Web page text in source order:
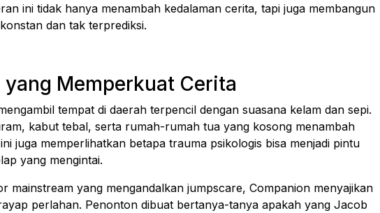
ini tidak hanya menambah kedalaman cerita, tapi juga membangun
dan tak terprediksi.
yang Memperkuat Cerita
tempat di daerah terpencil dengan suasana kelam dan sepi.
kabut tebal, serta rumah-rumah tua yang kosong menambah
juga memperlihatkan betapa trauma psikologis bisa menjadi pintu
yang mengintai.
mainstream yang mengandalkan jumpscare, Companion menyajikan
perlahan. Penonton dibuat bertanya-tanya apakah yang Jacob